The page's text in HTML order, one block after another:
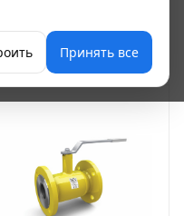
Принять все